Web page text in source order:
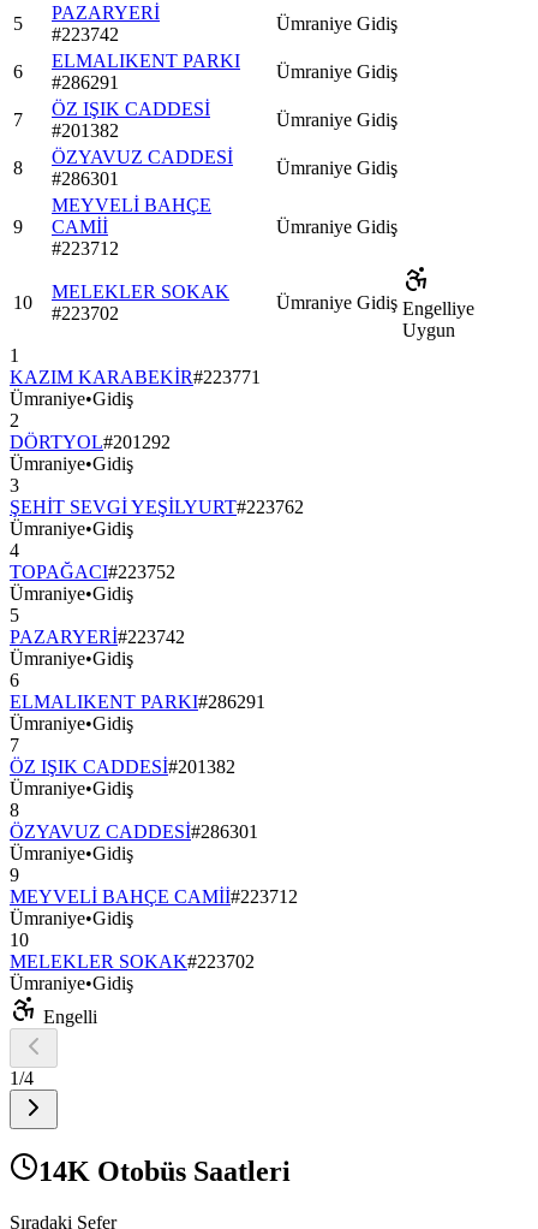
5
PAZARYERİ
#223742
Ümraniye Gidiş
6
ELMALIKENT PARKI
#286291
Ümraniye Gidiş
7
ÖZ IŞIK CADDESİ
#201382
Ümraniye Gidiş
8
ÖZYAVUZ CADDESİ
#286301
Ümraniye Gidiş
9
MEYVELİ BAHÇE
CAMİİ
#223712
Ümraniye Gidiş
10
MELEKLER SOKAK
#223702
Ümraniye Gidiş Engelliye
Uygun
1
KAZIM KARABEKİR#223771
Ümraniye•Gidiş
2
DÖRTYOL#201292
Ümraniye•Gidiş
3
ŞEHİT SEVGİ YEŞİLYURT#223762
Ümraniye•Gidiş
4
TOPAĞACI#223752
Ümraniye•Gidiş
5
PAZARYERİ#223742
Ümraniye•Gidiş
6
ELMALIKENT PARKI#286291
Ümraniye•Gidiş
7
ÖZ IŞIK CADDESİ#201382
Ümraniye•Gidiş
8
ÖZYAVUZ CADDESİ#286301
Ümraniye•Gidiş
9
MEYVELİ BAHÇE CAMİİ#223712
Ümraniye•Gidiş
10
MELEKLER SOKAK#223702
Ümraniye•Gidiş
Engelli
1/4
14K Otobüs Saatleri
Sıradaki Sefer